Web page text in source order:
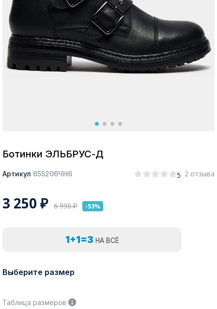
Москва
Ботинки ЭЛЬБРУС-Д
Артикул 655206ЧН6 5 2 отзыва
3 250 ₽ 6 990₽ -53%
1+1=3 НА ВСЁ
Выберите размер
Таблица размеров